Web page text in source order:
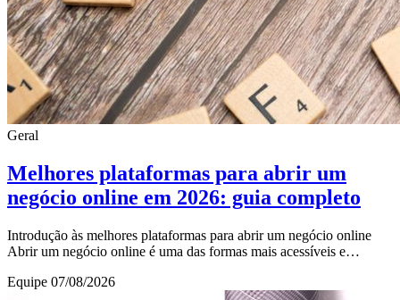
Geral
Melhores plataformas para abrir um
negócio online em 2026: guia completo
Introdução às melhores plataformas para abrir um negócio online
Abrir um negócio online é uma das formas mais acessíveis e
Equipe 07/08/2026